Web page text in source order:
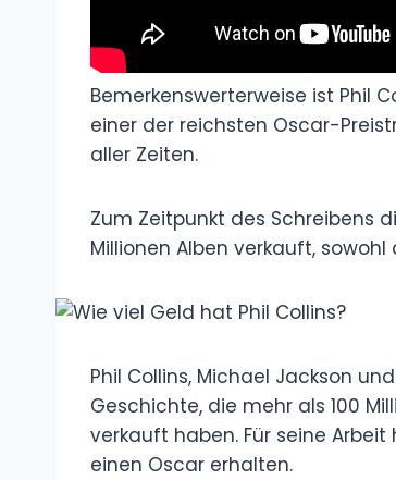
Bemerkenswerterweise ist Phil
einer der reichsten Oscar-
aller Zeiten.
Zum Zeitpunkt des Schreibens
Millionen Alben verkauft,
Phil Collins, Michael Jackson
Geschichte, die mehr als 100
verkauft haben. Für seine
einen Oscar erhalten.